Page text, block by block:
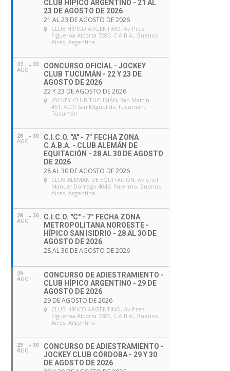
CLUB HÍPICO ARGENTINO - 21 AL
23 DE AGOSTO DE 2026
21 AL 23 DE AGOSTO DE 2026
CLUB HÍPICO ARGENTINO, Av Pres.
Figueroa Alcorta 7285, C.A.B.A., Buenos
Aires, Argentina
22
AGO
23
CONCURSO OFICIAL - JOCKEY
CLUB TUCUMÁN - 22 Y 23 DE
AGOSTO DE 2026
22 Y 23 DE AGOSTO DE 2026
JOCKEY CLUB TUCUMÁN, San Martín
451, 4000 San Miguel de Tucumán,
Tucumán
28
AGO
30
C.I.C.O. "A" - 7° FECHA ZONA
C.A.B.A. - CLUB ALEMÁN DE
EQUITACIÓN - 28 AL 30 DE AGOSTO
DE 2026
28 AL 30 DE AGOSTO DE 2026
CLUB ALEMÁN DE EQUITACIÓN, Av Cnel
Manuel Dorrego 4045, Palermo, Buenos
Aires, Argentina
28
AGO
30
C.I.C.O. "C" - 7° FECHA ZONA
METROPOLITANA NOROESTE -
HÍPICO SAN ISIDRIO - 28 AL 30 DE
AGOSTO DE 2026
28 AL 30 DE AGOSTO DE 2026
29
AGO
CONCURSO DE ADIESTRAMIENTO -
CLUB HÍPICO ARGENTINO - 29 DE
AGOSTO DE 2026
29 DE AGOSTO DE 2026
CLUB HÍPICO ARGENTINO, Av Pres.
Figueroa Alcorta 7285, C.A.B.A., Buenos
Aires, Argentina
29
AGO
30
CONCURSO DE ADIESTRAMIENTO -
JOCKEY CLUB CÓRDOBA - 29 Y 30
DE AGOSTO DE 2026